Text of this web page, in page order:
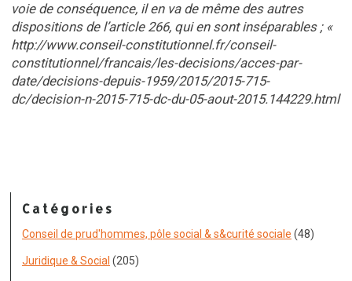
voie de conséquence, il en va de même des autres
dispositions de l’article 266, qui en sont inséparables ; «
http://www.conseil-constitutionnel.fr/conseil-
constitutionnel/francais/les-decisions/acces-par-
date/decisions-depuis-1959/2015/2015-715-
dc/decision-n-2015-715-dc-du-05-aout-2015.144229.html
Catégories
Conseil de prud'hommes, pôle social & s&curité sociale (48)
Juridique & Social (205)